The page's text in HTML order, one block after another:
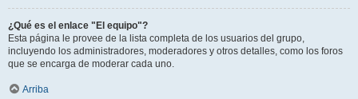
¿Qué es el enlace "El equipo"?
Esta página le provee de la lista completa de los usuarios del grupo,
incluyendo los administradores, moderadores y otros detalles, como los foros
que se encarga de moderar cada uno.
Arriba